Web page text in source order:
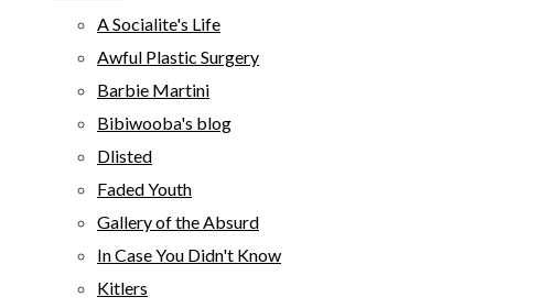
A Socialite's Life
Awful Plastic Surgery
Barbie Martini
Bibiwooba's blog
Dlisted
Faded Youth
Gallery of the Absurd
In Case You Didn't Know
Kitlers